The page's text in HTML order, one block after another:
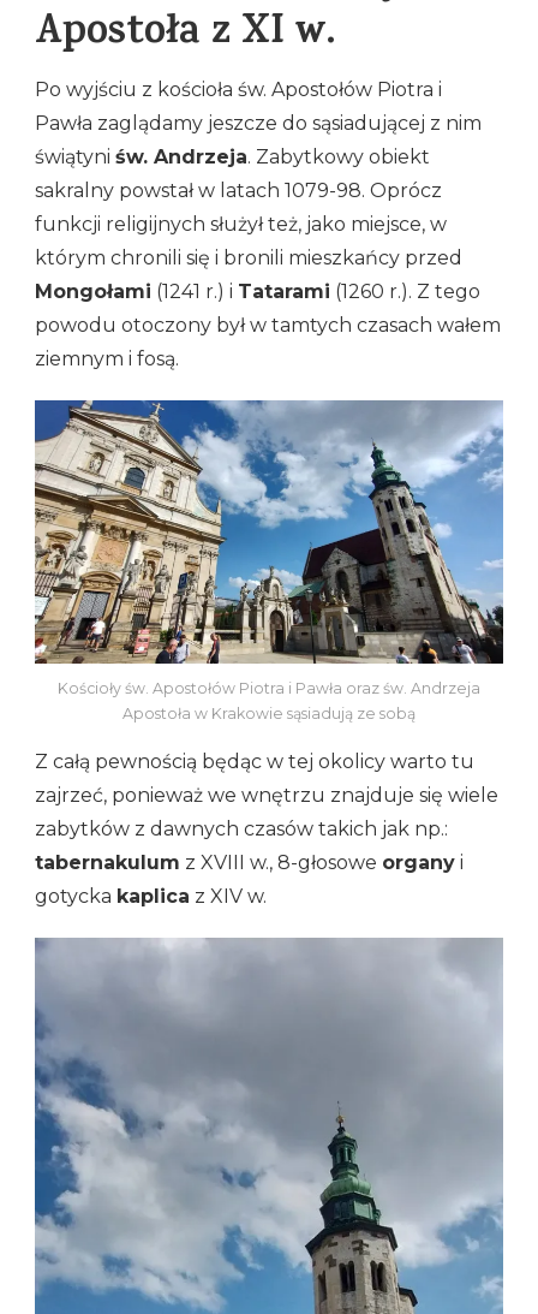
Apostoła z XI w.
Po wyjściu z kościoła św. Apostołów Piotra i
Pawła zaglądamy jeszcze do sąsiadującej z nim
świątyni św. Andrzeja. Zabytkowy obiekt
sakralny powstał w latach 1079-98. Oprócz
funkcji religijnych służył też, jako miejsce, w
którym chronili się i bronili mieszkańcy przed
Mongołami (1241 r.) i Tatarami (1260 r.). Z tego
powodu otoczony był w tamtych czasach wałem
ziemnym i fosą.
Kościoły św. Apostołów Piotra i Pawła oraz św. Andrzeja
Apostoła w Krakowie sąsiadują ze sobą
Z całą pewnością będąc w tej okolicy warto tu
zajrzeć, ponieważ we wnętrzu znajduje się wiele
zabytków z dawnych czasów takich jak np.:
tabernakulum z XVIII w., 8-głosowe organy i
gotycka kaplica z XIV w.